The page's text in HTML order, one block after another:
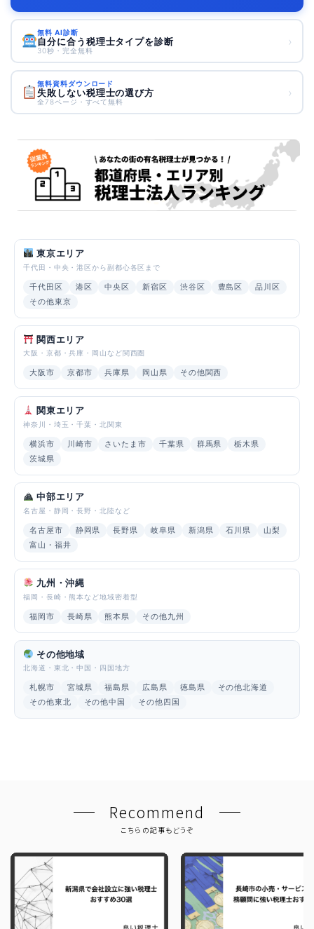
無料 AI診断
自分に合う税理士タイプを診断
30秒・完全無料
›
無料資料ダウンロード
失敗しない税理士の選び方
全78ページ・すべて無料
›
東京エリア
千代田・中央・港区から副都心各区まで
千代田区 港区 中央区 新宿区 渋谷区 豊島区
品川区
その他東京
関西エリア
大阪・京都・兵庫・岡山など関西圏
大阪市 京都市 兵庫県 岡山県 その他関西
関東エリア
神奈川・埼玉・千葉・北関東
横浜市 川崎市 さいたま市 千葉県 群馬県
栃木県
茨城県
中部エリア
名古屋・静岡・長野・北陸など
名古屋市 静岡県 長野県 岐阜県 新潟県 石川県
山梨
富山・福井
九州・沖縄
福岡・長崎・熊本など地域密着型
福岡市 長崎県 熊本県 その他九州
その他地域
北海道・東北・中国・四国地方
札幌市 宮城県 福島県 広島県 徳島県
その他北海道
その他東北
その他中国 その他四国
Recommend
こちらの記事もどうぞ